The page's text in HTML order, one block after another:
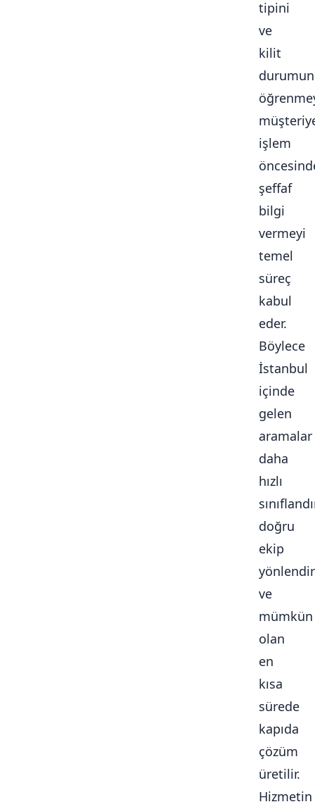
tipini
ve
kilit
işlem
şeffaf
bilgi
vermeyi
temel
süreç
kabul
eder.
Böylece
İstanbul
içinde
gelen
aramalar
daha
hızlı
doğru
ekip
ve
mümkün
olan
en
kısa
sürede
kapıda
çözüm
üretilir.
Hizmetin